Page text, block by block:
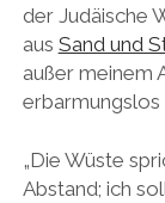
der Judäische
aus Sand und
außer meinem
erbarmungslos
„Die Wüste
Abstand; ich